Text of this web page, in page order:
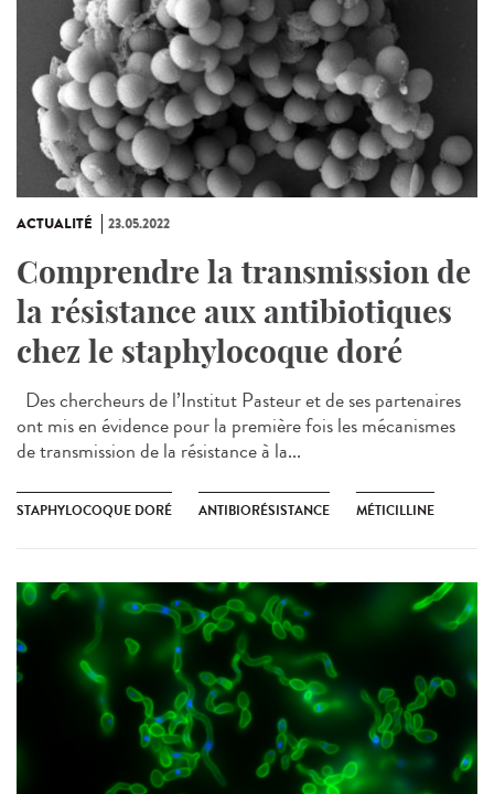
ACTUALITÉ 23.05.2022
Comprendre la transmission de
la résistance aux antibiotiques
chez le staphylocoque doré
Des chercheurs de l’Institut Pasteur et de ses partenaires
ont mis en évidence pour la première fois les mécanismes
de transmission de la résistance à la...
STAPHYLOCOQUE DORÉ ANTIBIORÉSISTANCE MÉTICILLINE